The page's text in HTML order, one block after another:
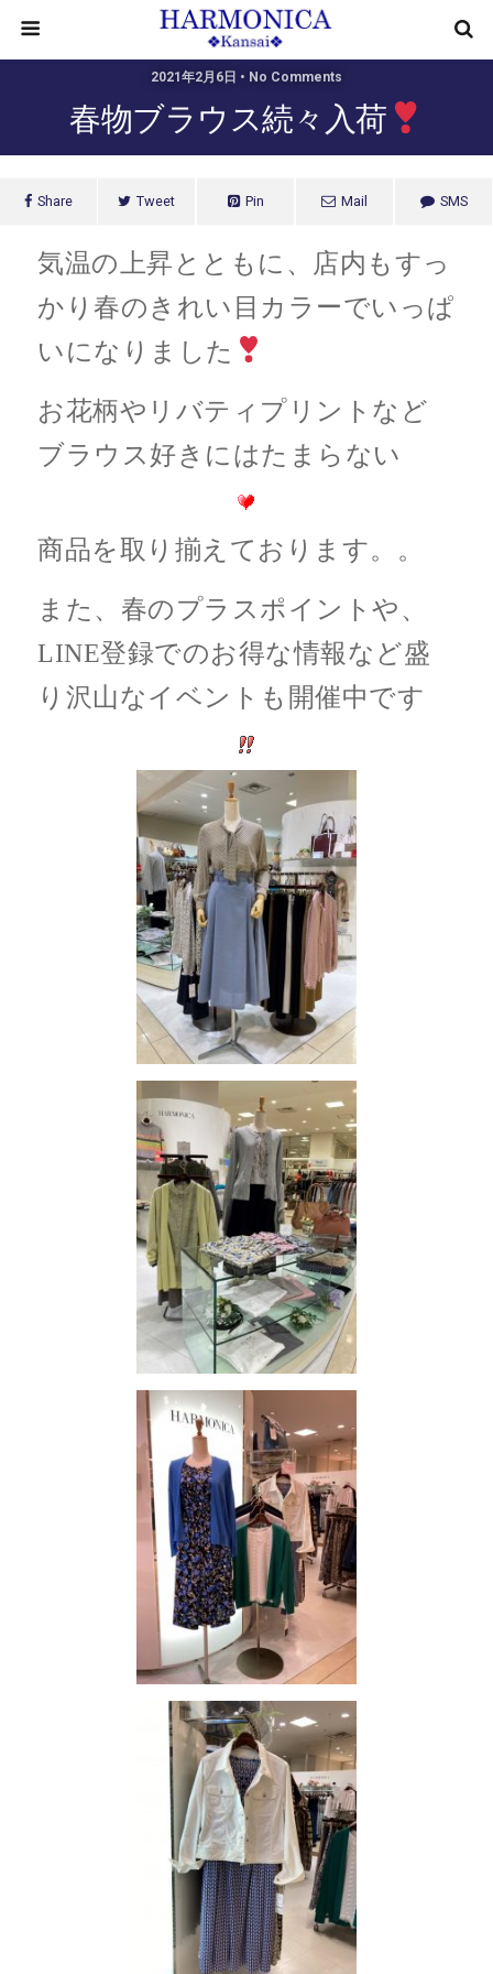
2021年2月6日 • No Comments
春物ブラウス続々入荷
Share Tweet Pin Mail SMS
気温の上昇とともに、店内もすっ
かり春のきれい目カラーでいっぱ
いになりました
お花柄やリバティプリントなど
ブラウス好きにはたまらない
商品を取り揃えております。。
また、春のプラスポイントや、
LINE登録でのお得な情報など盛
り沢山なイベントも開催中です